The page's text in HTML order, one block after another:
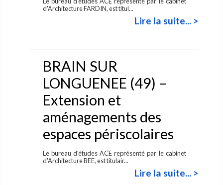
d'Architecture FARDIN, est titul...
Lire la suite... >
BRAIN SUR
LONGUENEE (49) –
Extension et
aménagements des
espaces périscolaires
Le bureau d'études ACE représenté par le cabinet
d'Architecture BEE, est titulair...
Lire la suite... >